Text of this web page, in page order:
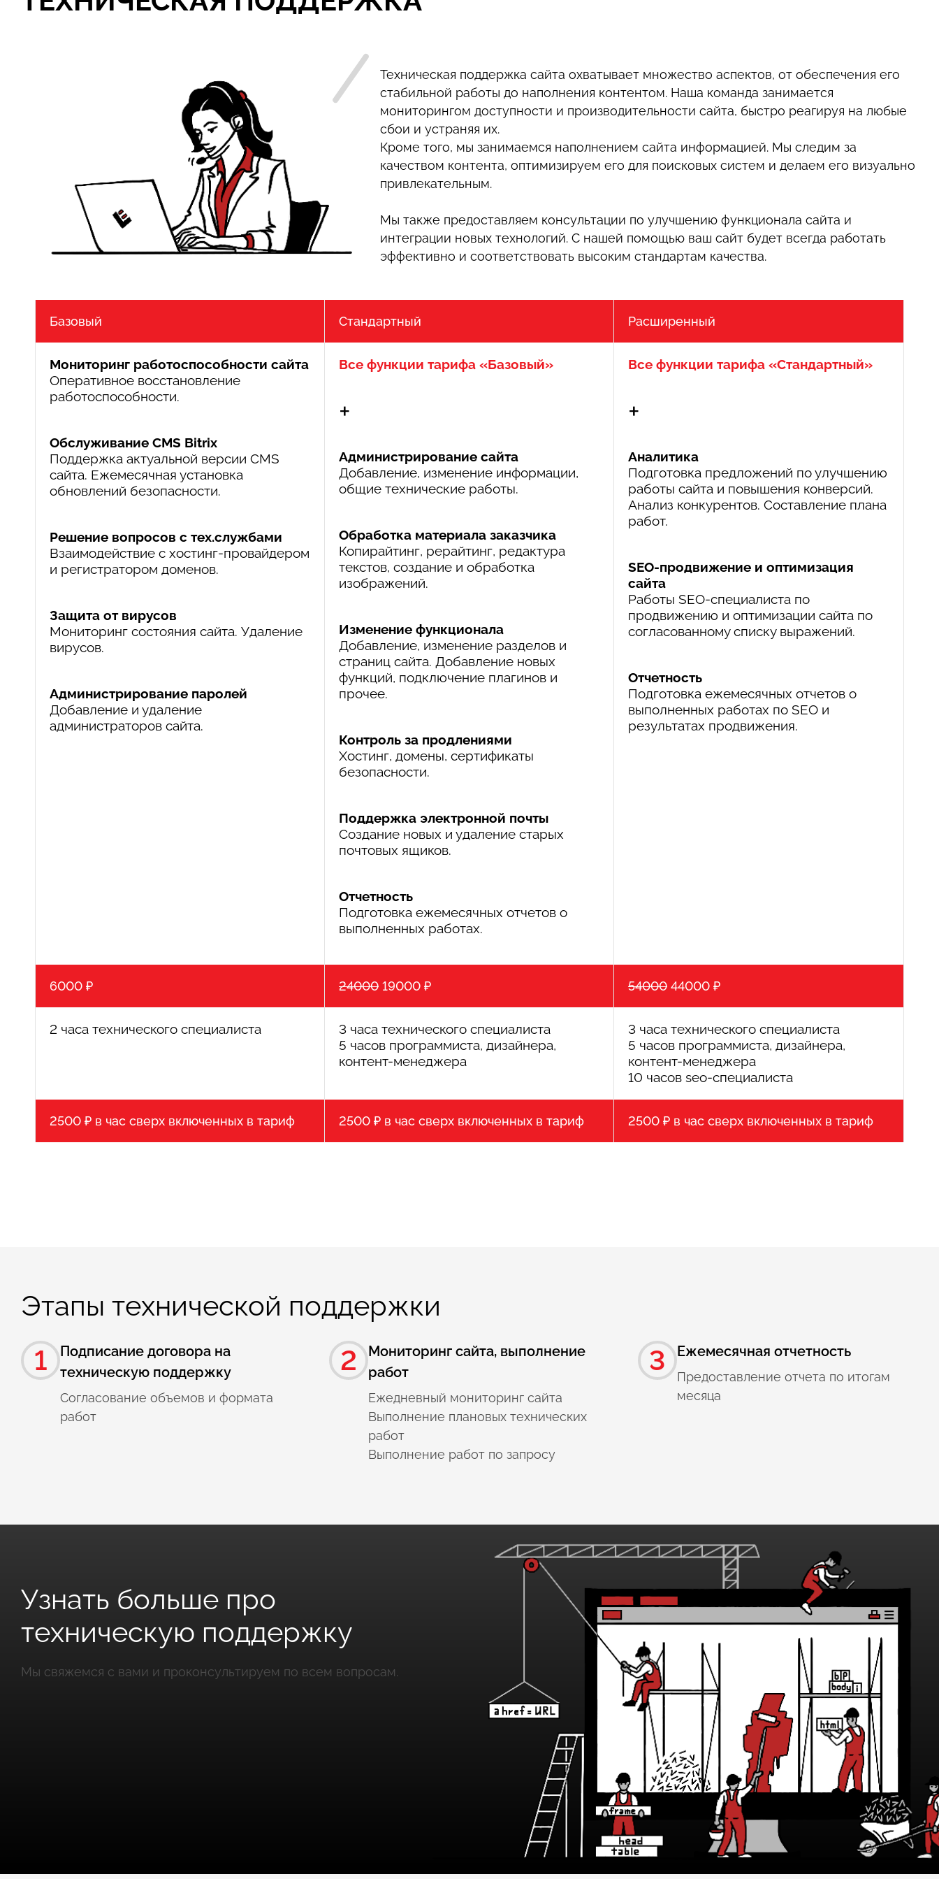
Техническая поддержка сайта охватывает множество аспектов, от обеспечения его
стабильной работы до наполнения контентом. Наша команда занимается
мониторингом доступности и производительности сайта, быстро реагируя на любые
сбои и устраняя их.
Кроме того, мы занимаемся наполнением сайта информацией. Мы следим за
качеством контента, оптимизируем его для поисковых систем и делаем его визуально
привлекательным.
Мы также предоставляем консультации по улучшению функционала сайта и
интеграции новых технологий. С нашей помощью ваш сайт будет всегда работать
эффективно и соответствовать высоким стандартам качества.
Базовый Стандартный Расширенный
Мониторинг работоспособности сайта
Оперативное восстановление
работоспособности.
Обслуживание CMS Bitrix
Поддержка актуальной версии CMS
сайта. Ежемесячная установка
обновлений безопасности.
Решение вопросов с тех.службами
Взаимодействие с хостинг-провайдером
и регистратором доменов.
Защита от вирусов
Мониторинг состояния сайта. Удаление
вирусов.
Администрирование паролей
Добавление и удаление
администраторов сайта.
Все функции тарифа «Базовый»
+
Администрирование сайта
Добавление, изменение информации,
общие технические работы.
Обработка материала заказчика
Копирайтинг, рерайтинг, редактура
текстов, создание и обработка
изображений.
Изменение функционала
Добавление, изменение разделов и
страниц сайта. Добавление новых
функций, подключение плагинов и
прочее.
Контроль за продлениями
Хостинг, домены, сертификаты
безопасности.
Поддержка электронной почты
Создание новых и удаление старых
почтовых ящиков.
Отчетность
Подготовка ежемесячных отчетов о
выполненных работах.
Все функции тарифа «Стандартный»
+
Аналитика
Подготовка предложений по улучшению
работы сайта и повышения конверсий.
Анализ конкурентов. Составление плана
работ.
SEO-продвижение и оптимизация
сайта
Работы SEO-специалиста по
продвижению и оптимизации сайта по
согласованному списку выражений.
Отчетность
Подготовка ежемесячных отчетов о
выполненных работах по SEO и
результатах продвижения.
6000 ₽ 24000 19000 ₽ 54000 44000 ₽
2 часа технического специалиста
3 часа технического специалиста
5 часов программиста, дизайнера,
контент-менеджера
3 часа технического специалиста
5 часов программиста, дизайнера,
контент-менеджера
10 часов seo-специалиста
2500 ₽ в час сверх включенных в тариф 2500 ₽ в час сверх включенных в тариф 2500 ₽ в час сверх включенных в тариф
Этапы технической поддержки
1
Подписание договора на
техническую поддержку
Согласование объемов и формата
работ
2
Мониторинг сайта, выполнение
работ
Ежедневный мониторинг сайта
Выполнение плановых технических
работ
Выполнение работ по запросу
3 Ежемесячная отчетность
Предоставление отчета по итогам
месяца
Узнать больше про
техническую поддержку
Мы свяжемся с вами и проконсультируем по всем вопросам.